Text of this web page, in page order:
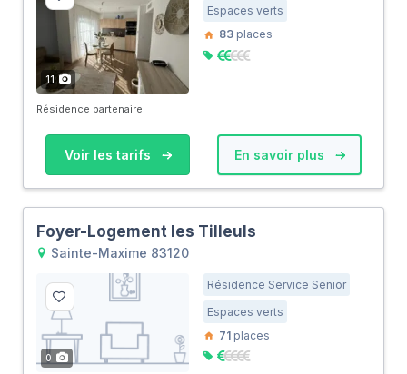
11
Espaces verts
83 places
Résidence partenaire
Voir les tarifs En savoir plus
Foyer-Logement les Tilleuls
Sainte-Maxime 83120
0
Résidence Service Senior
Espaces verts
71 places